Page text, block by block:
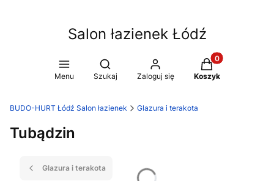
Salon łazienek Łódź
Menu
Otwórz wyszukiwarkę
Szukaj Zaloguj się
Produkty w
Koszyk
BUDO-HURT Łódź Salon łazienek Glazura i terakota
Tubądzin
Glazura i terakota